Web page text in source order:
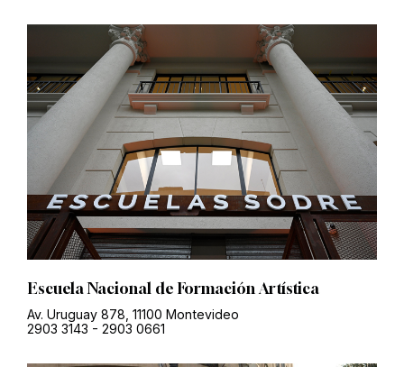
Escuela Nacional de Formación Artística
Av. Uruguay 878, 11100 Montevideo
2903 3143 - 2903 0661